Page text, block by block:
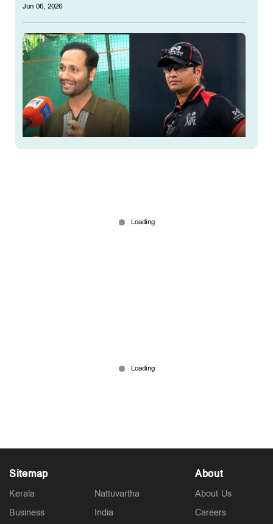
Jun 06, 2026
വൈഭവ് സൂര്യവംശിക്ക് പ്രായം 15 തന്നെയോ?
സോഷ്യല്‍ മീഡിയയില്‍ ചര്‍ച്ച
Sitemap
Kerala
Business
Nattuvartha
India
About
About Us
Careers